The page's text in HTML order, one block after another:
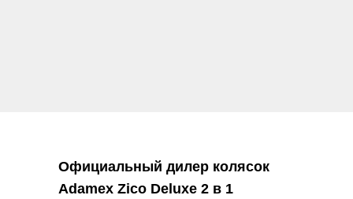
Официальный дилер колясок
Adamex Zico Deluxe 2 в 1